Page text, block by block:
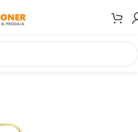
Maske za mobitele i dodaci